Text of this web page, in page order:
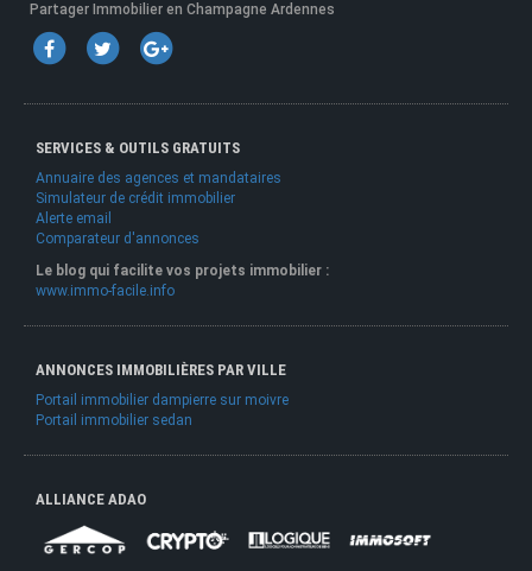
Partager Immobilier en Champagne Ardennes
SERVICES & OUTILS GRATUITS
Annuaire des agences et mandataires
Simulateur de crédit immobilier
Alerte email
Comparateur d'annonces
Le blog qui facilite vos projets immobilier :
www.immo-facile.info
ANNONCES IMMOBILIÈRES PAR VILLE
Portail immobilier dampierre sur moivre
Portail immobilier sedan
ALLIANCE ADAO